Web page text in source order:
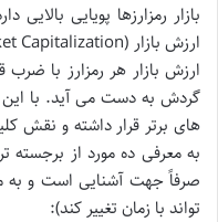
بازار رمزارزها پویایی
ارزش بازار هر رمزارز با
گردش به دست می آید. با این
های برتر قرار داشته و نقش
به معرفی ده مورد از
صرفاً جهت آشنایی است و به
تواند با زمان تغییر کند):